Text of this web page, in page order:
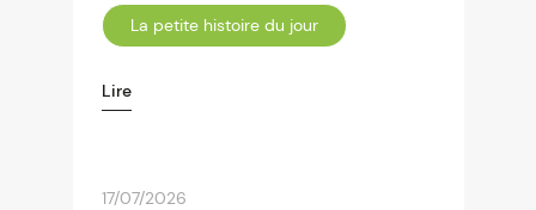
La petite histoire du jour
Lire
17/07/2026